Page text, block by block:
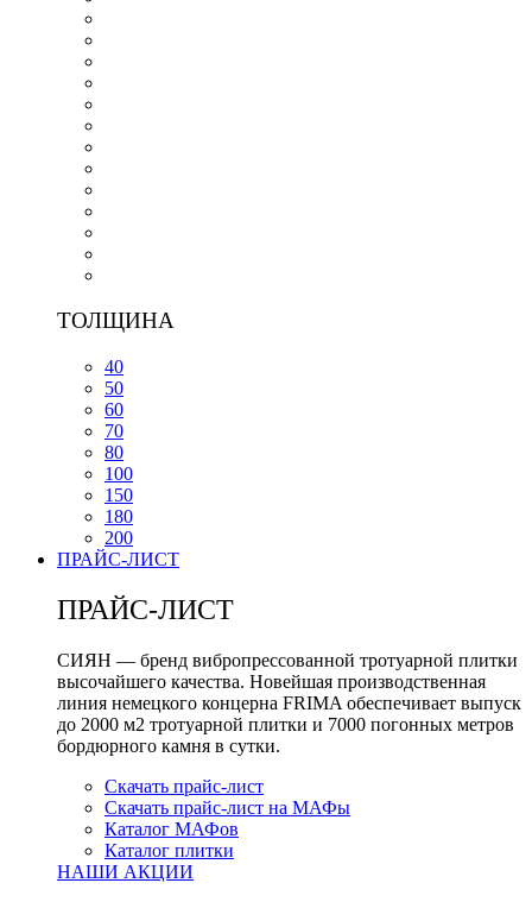
ТОЛЩИНА
40
50
60
70
80
100
150
180
200
ПРАЙС-ЛИСТ
ПРАЙС-ЛИСТ
СИЯН — бренд вибропрессованной тротуарной плитки
высочайшего качества. Новейшая производственная
линия немецкого концерна FRIMA обеспечивает выпуск
до 2000 м2 тротуарной плитки и 7000 погонных метров
бордюрного камня в сутки.
Скачать прайс-лист
Скачать прайс-лист на МАФы
Каталог МАФов
Каталог плитки
НАШИ АКЦИИ